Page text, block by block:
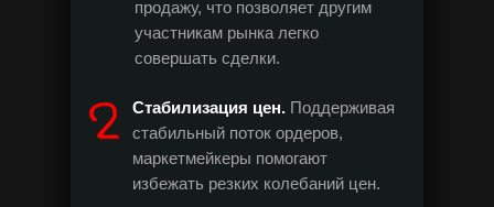
продажу, что позволяет другим
участникам рынка легко
совершать сделки.
Стабилизация цен. Поддерживая
стабильный поток ордеров,
маркетмейкеры помогают
избежать резких колебаний цен.